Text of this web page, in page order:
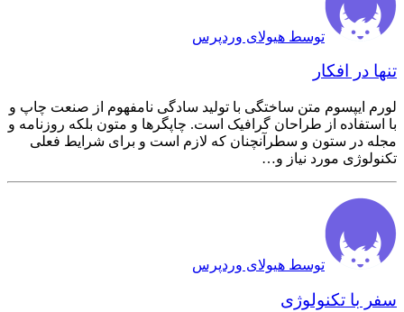
توسط هیولای وردپرس
تنها در افکار
لورم ایپسوم متن ساختگی با تولید سادگی نامفهوم از صنعت چاپ و
با استفاده از طراحان گرافیک است. چاپگرها و متون بلکه روزنامه و
مجله در ستون و سطرآنچنان که لازم است و برای شرایط فعلی
تکنولوژی مورد نیاز و…
توسط هیولای وردپرس
سفر با تکنولوژی